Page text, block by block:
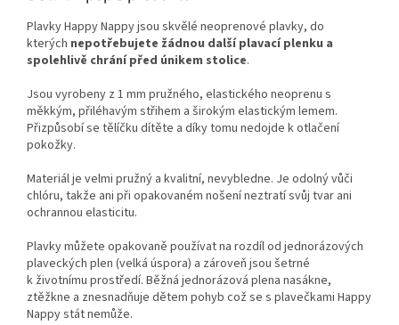
Plavky Happy Nappy jsou skvělé neoprenové plavky, do
kterých nepotřebujete žádnou další plavací plenku a
spolehlivě chrání před únikem stolice.
Jsou vyrobeny z 1 mm pružného, elastického neoprenu s
měkkým, přiléhavým střihem a širokým elastickým lemem.
Přizpůsobí se tělíčku dítěte a díky tomu nedojde k otlačení
pokožky.
Materiál je velmi pružný a kvalitní, nevybledne. Je odolný vůči
chlóru, takže ani při opakovaném nošení neztratísvůj tvar ani
ochrannou elasticitu.
Plavky můžete opakovaně používat na rozdíl od jednorázových
plaveckých plen (velká úspora) a zároveň jsou šetrné
k životnímu prostředí. Běžná jednorázová plena nasákne,
ztěžkne a znesnadňuje dětem pohyb což se s plavečkami Happy
Nappy stát nemůže.